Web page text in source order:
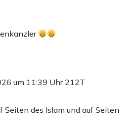
um 11:39 Uhr 212T
Seiten des Islam und auf Seiten